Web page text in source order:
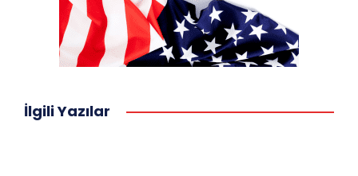
İlgili Yazılar